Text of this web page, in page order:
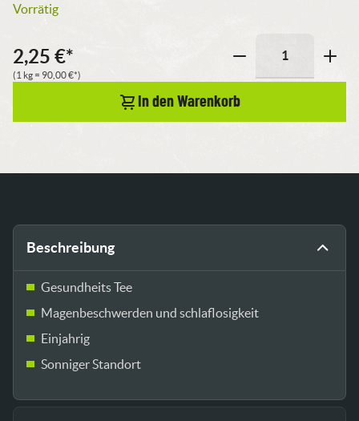
Vorrätig
2,25 €*
(1 kg = 90,00€*)
Menge
In den Warenkorb
Beschreibung
Gesundheits Tee
Magenbeschwerden und schlaflosigkeit
Einjahrig
Sonniger Standort